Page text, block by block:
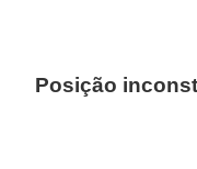
Posição